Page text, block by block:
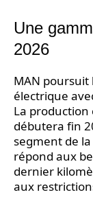
Une
2026
MAN poursuit
électrique
La production
débutera fin
segment de
répond aux
dernier
aux